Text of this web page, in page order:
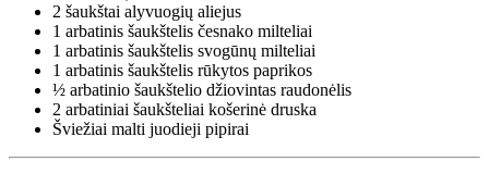
2 šaukštai alyvuogių aliejus
1 arbatinis šaukštelis česnako milteliai
1 arbatinis šaukštelis svogūnų milteliai
1 arbatinis šaukštelis rūkytos paprikos
½ arbatinio šaukštelio džiovintas raudonėlis
2 arbatiniai šaukšteliai košerinė druska
Šviežiai malti juodieji pipirai